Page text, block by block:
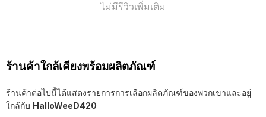
ไม่มีรีวิวเพิ่มเติม
ร้านค้าใกล้เคียงพร้อมผลิตภัณฑ์
ร้านค้าต่อไปนี้ได้แสดงรายการการเลือกผลิตภัณฑ์ของพวกเขาและอยู่
ใกล้กับ HalloWeeD420